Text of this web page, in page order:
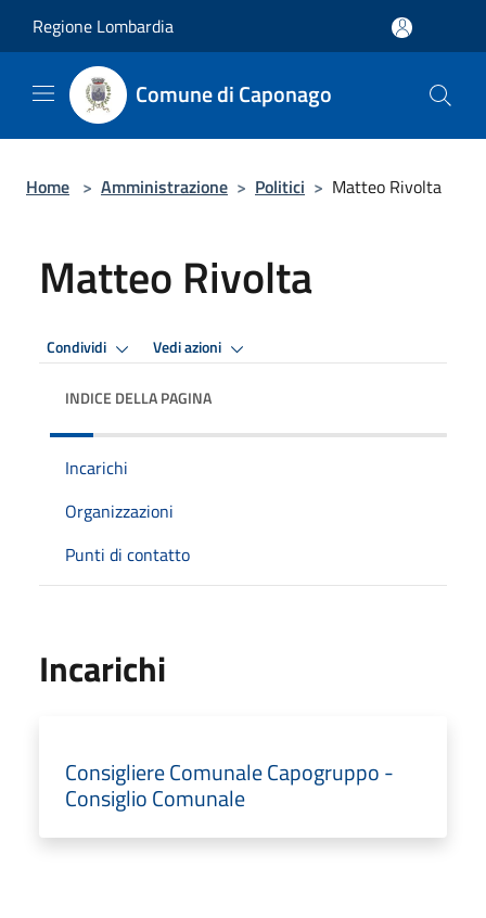
Regione Lombardia
Comune di Caponago
Home > Amministrazione > Politici > Matteo Rivolta
Matteo Rivolta
Condividi Vedi azioni
INDICE DELLA PAGINA
Incarichi
Organizzazioni
Punti di contatto
Incarichi
Consigliere Comunale Capogruppo -
Consiglio Comunale